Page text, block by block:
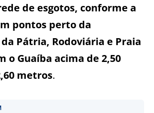
de esgotos, conforme a
pontos perto da
Pátria, Rodoviária e Praia
o Guaíba acima de 2,50
metros.